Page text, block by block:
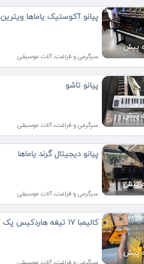
پیانو آکوستیک یاماها ویترین
سرگرمی و فراغت، آلات موسیقی
پیانو تاشو
سرگرمی و فراغت، آلات موسیقی
پیانو دیجیتال گرند یاماها
سرگرمی و فراغت، آلات موسیقی
کالیمبا ۱۷ تیغه هاردکیس پک کامل